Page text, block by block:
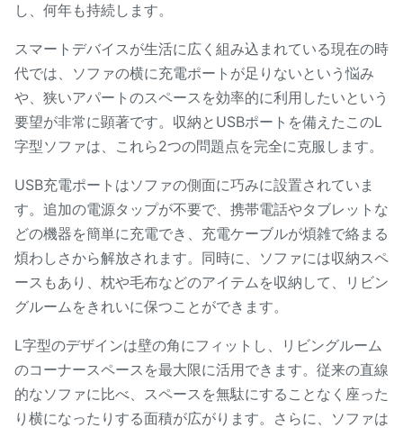
し、何年も持続します。
スマートデバイスが生活に広く組み込まれている現在の時
代では、ソファの横に充電ポートが足りないという悩み
や、狭いアパートのスペースを効率的に利用したいという
要望が非常に顕著です。収納とUSBポートを備えたこのL
字型ソファは、これら2つの問題点を完全に克服します。
USB充電ポートはソファの側面に巧みに設置されていま
す。追加の電源タップが不要で、携帯電話やタブレットな
どの機器を簡単に充電でき、充電ケーブルが煩雑で絡まる
煩わしさから解放されます。同時に、ソファには収納スペ
ースもあり、枕や毛布などのアイテムを収納して、リビン
グルームをきれいに保つことができます。
L字型のデザインは壁の角にフィットし、リビングルーム
のコーナースペースを最大限に活用できます。従来の直線
的なソファに比べ、スペースを無駄にすることなく座った
り横になったりする面積が広がります。さらに、ソファは